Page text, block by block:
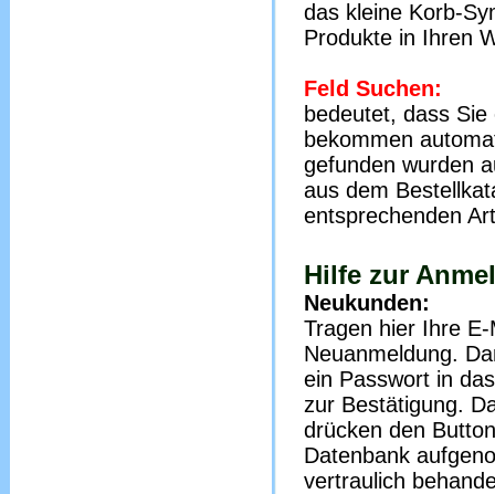
das kleine Korb-
Produkte in Ihren
Feld Suchen:
bedeutet, dass
bekommen
gefunden wurden
aus dem
entsprechenden
Hilfe zur
Neukunden:
Tragen hier Ihre
Neuanmeldung.
ein Passwort in
zur Bestätigung.
drücken den
Datenbank
vertraulich